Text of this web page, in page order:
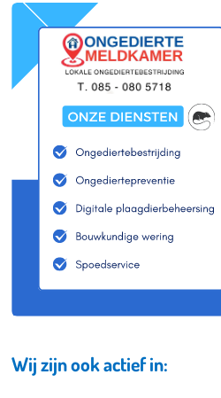
Wij zijn ook actief in: